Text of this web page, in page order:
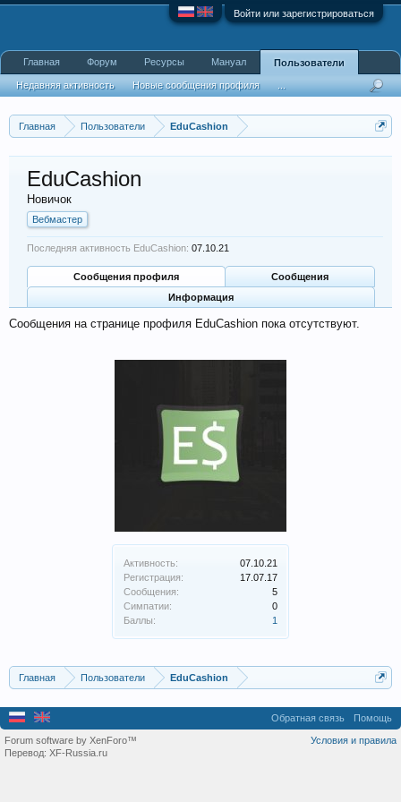
Войти или зарегистрироваться
Главная Пользователи EduCashion
Активность:
07.10.21
Регистрация:
17.07.17
Сообщения:
5
Симпатии:
0
Баллы:
1
EduCashion
Новичок
Вебмастер
Последняя активность EduCashion: 07.10.21
Сообщения профиля
Сообщения
Информация
Сообщения на странице профиля EduCashion пока отсутствуют.
Главная Пользователи EduCashion
Главная Форум Ресурсы Мануал Пользователи
Недавняя активность Новые сообщения профиля
Обратная связь Помощь
Условия и правила
Forum software by XenForo™
Перевод: XF-Russia.ru